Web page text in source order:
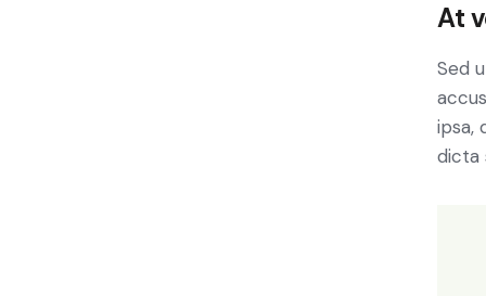
At
Sed
ipsa,
dicta